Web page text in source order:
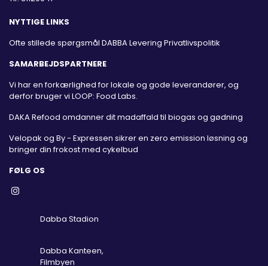
NYTTIGE LINKS
Ofte stillede spørgsmål DABBA Levering Privatlivspolitik
SAMARBEJDSPARTNERE
Vi har en forkærlighed for lokale og gode leverandører, og
derfor bruger vi LOOP: Food Labs.
DAKA Refood omdanner dit madaffald til biogas og gødning
Velopak og By - Expressen sikrer en zero emission løsning og
bringer din frokost med cykelbud
FØLG OS
Dabba Stadion
Dabba Kanteen,
Filmbyen